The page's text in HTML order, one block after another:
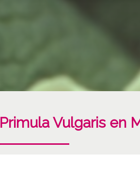
Primula Vulgaris en